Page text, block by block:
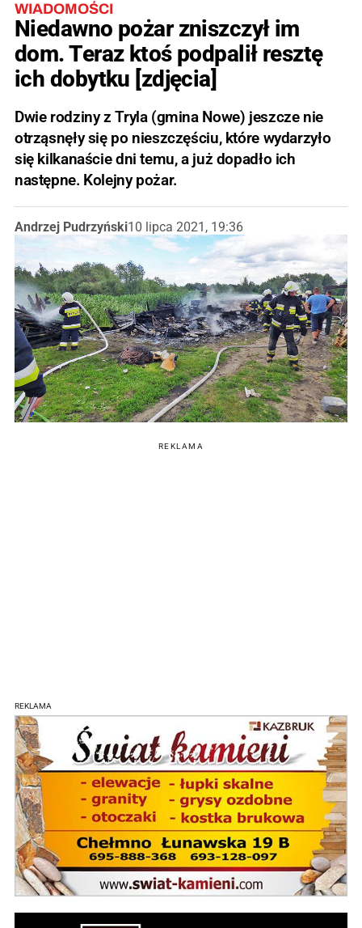
WIADOMOŚCI
Niedawno pożar zniszczył im
dom. Teraz ktoś podpalił resztę
ich dobytku [zdjęcia]
Dwie rodziny z Tryla (gmina Nowe) jeszcze nie
otrząsnęły się po nieszczęściu, które wydarzyło
się kilkanaście dni temu, a już dopadło ich
następne. Kolejny pożar.
Andrzej Pudrzyński10 lipca 2021, 19:36
REKLAMA
REKLAMA